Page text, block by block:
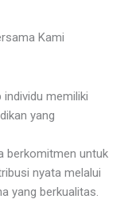
Kami
individu memiliki
yang
berkomitmen untuk
nyata melalui
yang berkualitas.